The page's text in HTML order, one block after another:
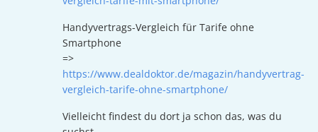
Handyvertrags-Vergleich für Tarife ohne
Smartphone
=>
https://www.dealdoktor.de/magazin/handyvertrag-
vergleich-tarife-ohne-smartphone/
Vielleicht findest du dort ja schon das, was du